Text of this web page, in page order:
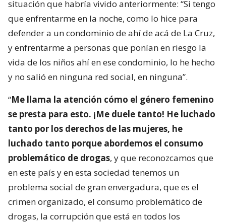
situación que habría vivido anteriormente: “Si tengo
que enfrentarme en la noche, como lo hice para
defender a un condominio de ahí de acá de La Cruz,
y enfrentarme a personas que ponían en riesgo la
vida de los niños ahí en ese condominio, lo he hecho
y no salió en ninguna red social, en ninguna”.
“Me llama la atención cómo el género femenino
se presta para esto. ¡Me duele tanto! He luchado
tanto por los derechos de las mujeres, he
luchado tanto porque abordemos el consumo
problemático de drogas, y que reconozcamos que
en este país y en esta sociedad tenemos un
problema social de gran envergadura, que es el
crimen organizado, el consumo problemático de
drogas, la corrupción que está en todos los